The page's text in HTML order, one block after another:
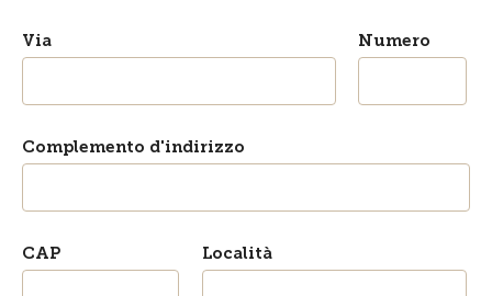
Via Numero
Complemento d'indirizzo
CAP Località